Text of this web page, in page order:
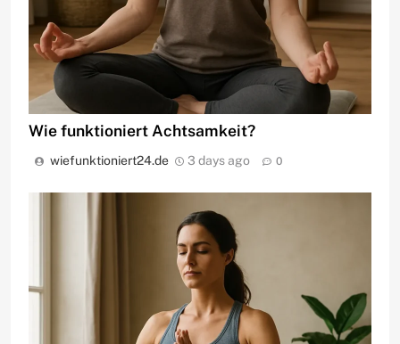
Wie funktioniert Achtsamkeit?
wiefunktioniert24.de 3 days ago 0